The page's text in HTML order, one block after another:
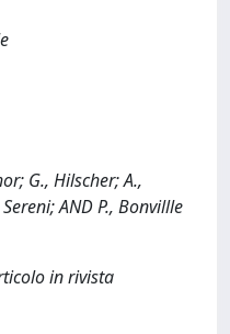
G., Hilscher; A.,
AND P., Bonvillle
in rivista